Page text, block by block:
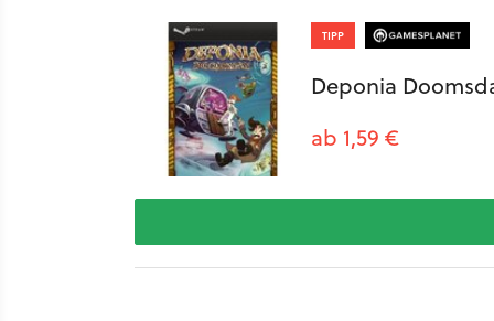
TIPP
Deponia
ab 1,59 €